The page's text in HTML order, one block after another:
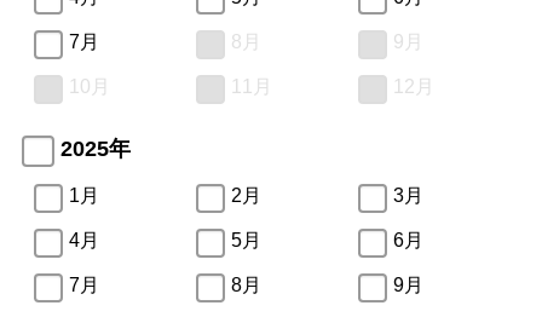
7月 8月 9月
10月 11月 12月
2025年
1月 2月 3月
4月 5月 6月
7月 8月 9月